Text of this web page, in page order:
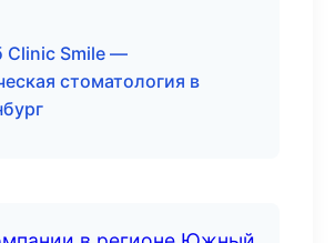
Clinic Smile —
стоматология в